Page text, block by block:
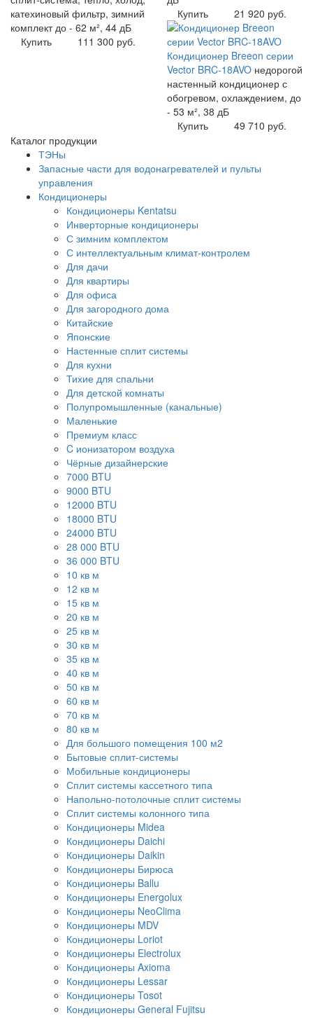
катехиновый фильтр, зимний
комплект до - 62 м², 44 дБ
Купить
111 300 руб.
Купить
21 920 руб.
Кондиционер Breeon серии
Vector BRC-18AVO недорогой
настенный кондиционер с
обогревом, охлаждением, до
- 53 м², 38 дБ
Купить
49 710 руб.
Каталог продукции
ТЭНы
Запасные части для водонагревателей и пульты
управления
Кондиционеры
Кондиционеры Kentatsu
Инверторные кондиционеры
С зимним комплектом
С интеллектуальным климат-контролем
Для дачи
Для квартиры
Для офиса
Для загородного дома
Китайские
Японские
Настенные сплит системы
Для кухни
Тихие для спальни
Для детской комнаты
Полупромышленные (канальные)
Маленькие
Премиум класс
C ионизатором воздуха
Чёрные дизайнерские
7000 BTU
9000 BTU
12000 BTU
18000 BTU
24000 BTU
28 000 BTU
36 000 BTU
10 кв м
12 кв м
15 кв м
20 кв м
25 кв м
30 кв м
35 кв м
40 кв м
50 кв м
60 кв м
70 кв м
80 кв м
Для большого помещения 100 м2
Бытовые сплит-системы
Мобильные кондиционеры
Сплит системы кассетного типа
Напольно-потолочные сплит системы
Сплит системы колонного типа
Кондиционеры Midea
Кондиционеры Daichi
Кондиционеры Daikin
Кондиционеры Бирюса
Кондиционеры Ballu
Кондиционеры Energolux
Кондиционеры NeoClima
Кондиционеры MDV
Кондиционеры Loriot
Кондиционеры Electrolux
Кондиционеры Axioma
Кондиционеры Lessar
Кондиционеры Tosot
Кондиционеры General Fujitsu